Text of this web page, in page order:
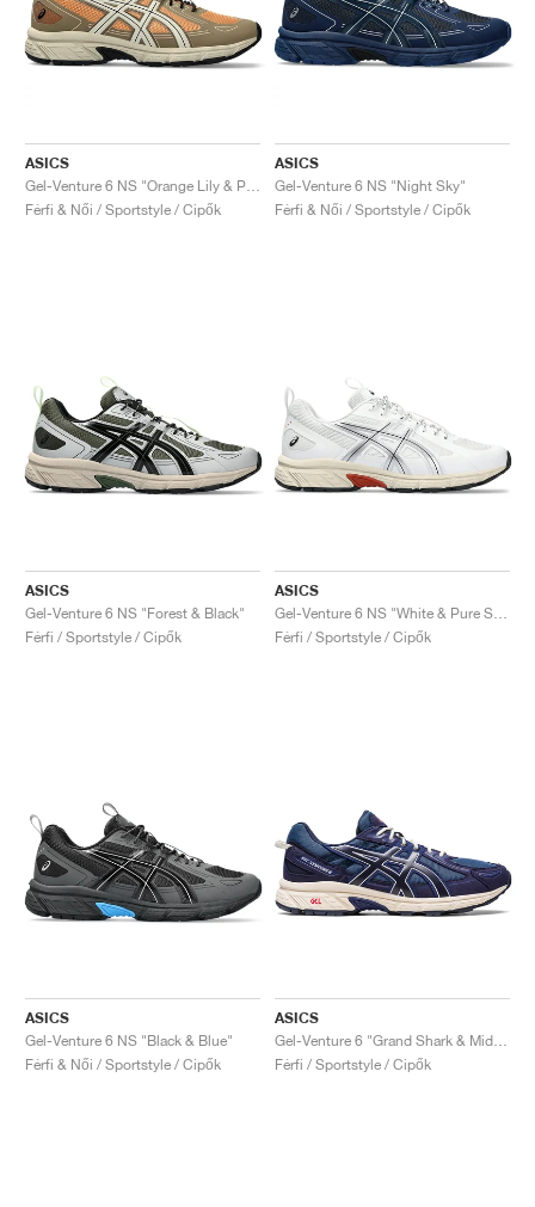
ASICS
Férfi & Női / Sportstyle / Cipők
ASICS
Gel-Venture 6 NS "Night Sky"
Férfi & Női / Sportstyle / Cipők
ASICS
Gel-Venture 6 NS "Forest & Black"
Férfi / Sportstyle / Cipők
ASICS
Férfi / Sportstyle / Cipők
ASICS
Gel-Venture 6 NS "Black & Blue"
Férfi & Női / Sportstyle / Cipők
ASICS
Férfi / Sportstyle / Cipők